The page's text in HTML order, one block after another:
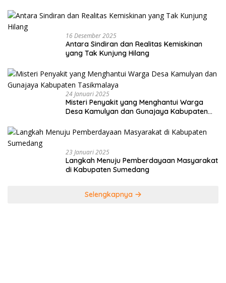
16 Desember 2025
Antara Sindiran dan Realitas Kemiskinan
yang Tak Kunjung Hilang
24 Januari 2025
Misteri Penyakit yang Menghantui Warga
Desa Kamulyan dan Gunajaya Kabupaten
23 Januari 2025
Langkah Menuju Pemberdayaan Masyarakat
di Kabupaten Sumedang
Selengkapnya